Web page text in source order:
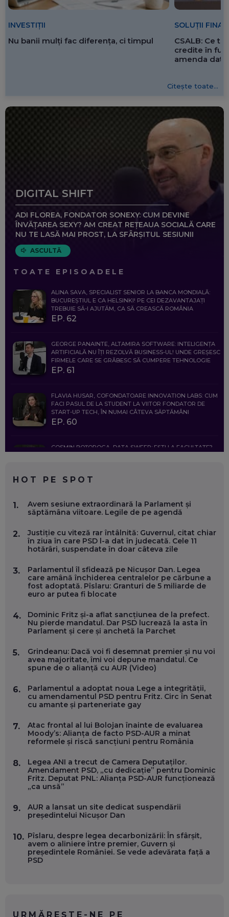
INVESTIȚII
Nu banii mulți fac diferența, ci timpul
SOLUȚII
CSALB: Ce
credite în
amenda
Citește toate...
DIGITAL SHIFT
ADI FLOREA, FONDATOR SONEXY: CUM DEVINE
ÎNVĂȚAREA SEXY? AM CREAT REȚEAUA SOCIALĂ CARE
NU TE LASĂ MAI PROST, LA SFÂRȘITUL SESIUNII
ASCULTĂ
TOATE EPISOADELE
ALINA SAVA, SPECIALIST SENIOR LA BANCA MONDIALĂ:
BUCUREȘTIUL E CA HELSINKI! PE CEI DEZAVANTAJAȚI
TREBUIE SĂ-I AJUTĂM, CA SĂ CREASCĂ ROMÂNIA
EP. 62
GEORGE PANAINTE, ALTAMIRA SOFTWARE: INTELIGENȚA
ARTIFICIALĂ NU ÎȚI REZOLVĂ BUSINESS-UL! UNDE GREȘESC
FIRMELE CARE SE GRĂBESC SĂ CUMPERE TEHNOLOGIE
EP. 61
FLAVIA HUSAR, COFONDATOARE INNOVATION LABS: CUM
FACI PASUL DE LA STUDENT LA VIITOR FONDATOR DE
START-UP TECH, ÎN NUMAI CÂTEVA SĂPTĂMÂNI
EP. 60
COSMIN BOȚOROGA, DATA SWEEP: EȘTI LA FACULTATE?
FOLOSEȘTI TEHNOLOGIA CA SĂ FII MAI BUN LA JOB. ȘI CUM
SE VA SCHIMBA MUNCA, ÎN URMĂTORII ANI
MARIUS PAȘCULEA, COFONDATOR AL KULTH: CUM
CĂTRE ARTĂ, LA NIVEL GLOBAL
EP. 57
EFICIENT VIAȚA ONLINE. ȘI CARE SUNT PRIMII PAȘI ÎNTR-O
CARIERĂ DE „HACKER CU PERMIS”
EP. 56
DOINA VÎLCEANU, CONTENTSPEED: VREI SUCCES ONLINE?
ÎNVAȚĂ AEO ȘI GEO!
OLIVIU MATEI, HOLISUN: SOFTWARE DE LA CLUJ PENTRU
VERTICALE FĂRĂ PĂMÂNT
EP. 54
PROCESE, DAR CE FACEM CÂND PICĂ BAZA DE DATE, LA
INSTITUȚIILE STATULUI?
EP. 53
VOICU OPREAN (AROBS): CUM CONSTRUIEȘTI O COMPANIE
GLOBALĂ, FĂRĂ SĂ PIERZI LEGĂTURA CU COMUNITATEA
EP. 52
ROBERT GRAUR, FOMO: SPEAKERUL PE SCENĂ, INVITATUL
HOT PE SPOT
1.
Avem sesiune extraordinară la Parlament și
săptămâna viitoare. Legile de pe agendă
2.
Justiție cu viteză rar întâlnită: Guvernul, citat chiar
în ziua în care PSD l-a dat în judecată. Cele 11
hotărâri, suspendate în doar câteva zile
3.
Parlamentul îl sfidează pe Nicușor Dan. Legea
care amână închiderea centralelor pe cărbune a
fost adoptată. Pîslaru: Granturi de 5 miliarde de
euro ar putea fi blocate
4.
Dominic Fritz și-a aflat sancțiunea de la prefect.
Nu pierde mandatul. Dar PSD lucrează la asta în
Parlament și cere și anchetă la Parchet
5.
Grindeanu: Dacă voi fi desemnat premier și nu voi
avea majoritate, îmi voi depune mandatul. Ce
spune de o alianță cu AUR (Video)
6.
Parlamentul a adoptat noua Lege a integrității,
cu amendamentul PSD pentru Fritz. Circ în Senat
cu amante și parteneriate gay
7.
Atac frontal al lui Bolojan înainte de evaluarea
Moody’s: Alianța de facto PSD-AUR a minat
reformele și riscă sancțiuni pentru România
8.
Legea ANI a trecut de Camera Deputaților.
Amendament PSD, „cu dedicație” pentru Dominic
Fritz. Deputat PNL: Alianța PSD-AUR funcționează
„ca unsă”
9.
AUR a lansat un site dedicat suspendării
președintelui Nicușor Dan
10. Pîslaru, despre legea decarbonizării: În sfârșit,
avem o aliniere între premier, Guvern și
președintele României. Se vede adevărata față a
PSD
URMĂREȘTE-NE PE